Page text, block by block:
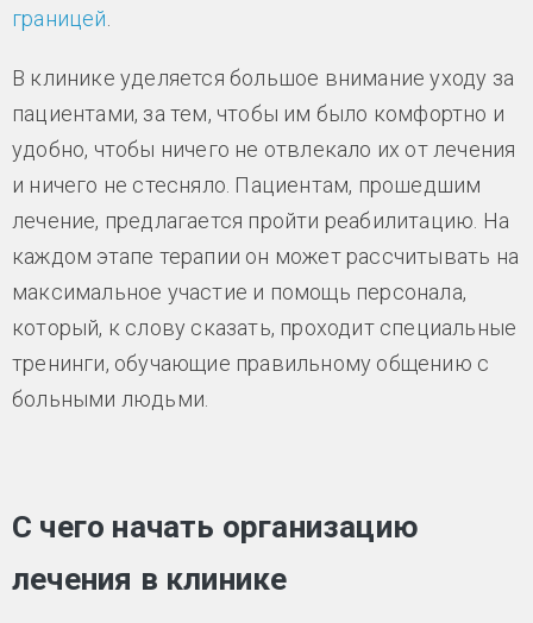
границей
В клинике уделяется большое внимание уходу за
пациентами, за тем, чтобы им было комфортно и
удобно, чтобы ничего не отвлекало их от лечения
и ничего не стесняло. Пациентам, прошедшим
лечение, предлагается пройти реабилитацию. На
каждом этапе терапии он может рассчитывать на
максимальное участие и помощь персонала,
который, к слову сказать, проходит специальные
тренинги, обучающие правильному общению с
больными людьми.
С чего начать организацию
лечения в клинике